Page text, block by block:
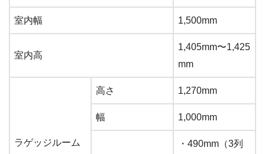
室内幅 1,500mm
室内高
1,405mm〜1,425
mm
ラゲッジルーム
高さ 1,270mm
幅 1,000mm
・490mm（3列